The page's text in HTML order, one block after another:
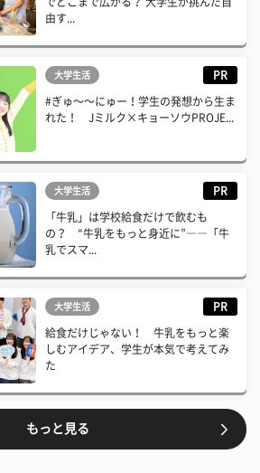
由す...
大学生活 PR
#ぎゅ〜〜にゅー！学生の発想から生ま
れた！ Jミルク×キョーソウPROJE...
大学生活 PR
「牛乳」は学校給食だけで飲むも
の？ “牛乳をもっと身近に”――「牛
乳でスマ...
大学生活 PR
給食だけじゃない！ 牛乳をもっと楽
しむアイデア、学生が本気で考えてみ
た
もっと見る